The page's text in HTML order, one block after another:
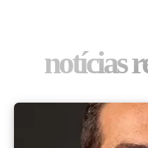
notícias